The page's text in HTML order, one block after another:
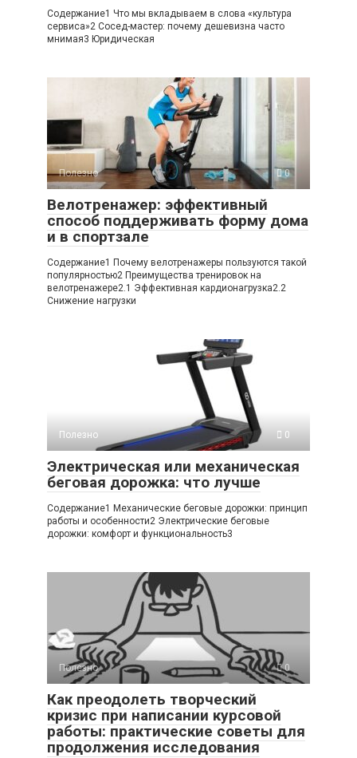
Содержание1 Что мы вкладываем в слова «культура
сервиса»2 Сосед-мастер: почему дешевизна часто
мнимая3 Юридическая
Полезно 0
Велотренажер: эффективный
способ поддерживать форму дома
и в спортзале
Содержание1 Почему велотренажеры пользуются такой
популярностью2 Преимущества тренировок на
велотренажере2.1 Эффективная кардионагрузка2.2
Снижение нагрузки
Полезно 0
Электрическая или механическая
беговая дорожка: что лучше
Содержание1 Механические беговые дорожки: принцип
работы и особенности2 Электрические беговые
дорожки: комфорт и функциональность3
Полезно 0
Как преодолеть творческий
кризис при написании курсовой
работы: практические советы для
продолжения исследования